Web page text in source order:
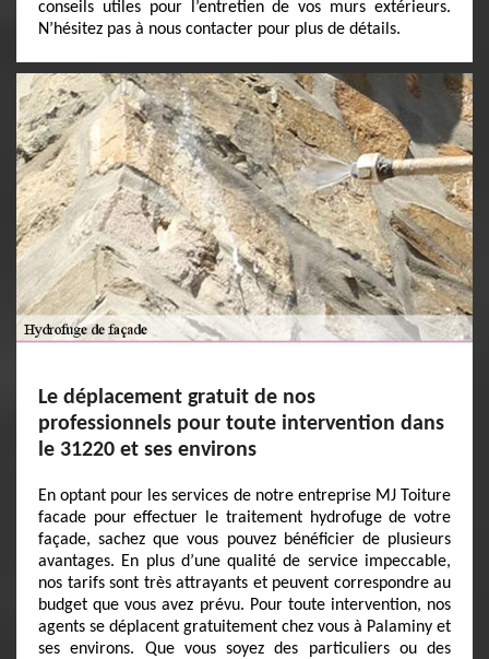
conseils utiles pour l’entretien de vos murs extérieurs.
N’hésitez pas à nous contacter pour plus de détails.
Le déplacement gratuit de nos
professionnels pour toute intervention dans
le 31220 et ses environs
En optant pour les services de notre entreprise MJ Toiture
facade pour effectuer le traitement hydrofuge de votre
façade, sachez que vous pouvez bénéficier de plusieurs
avantages. En plus d’une qualité de service impeccable,
nos tarifs sont très attrayants et peuvent correspondre au
budget que vous avez prévu. Pour toute intervention, nos
agents se déplacent gratuitement chez vous à Palaminy et
ses environs. Que vous soyez des particuliers ou des